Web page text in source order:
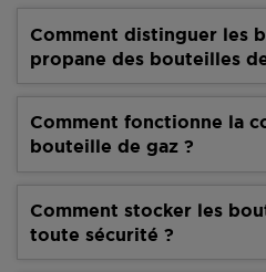
Comment distinguer les
propane des bouteilles
Comment fonctionne la
bouteille de gaz ?
Comment stocker les
toute sécurité ?